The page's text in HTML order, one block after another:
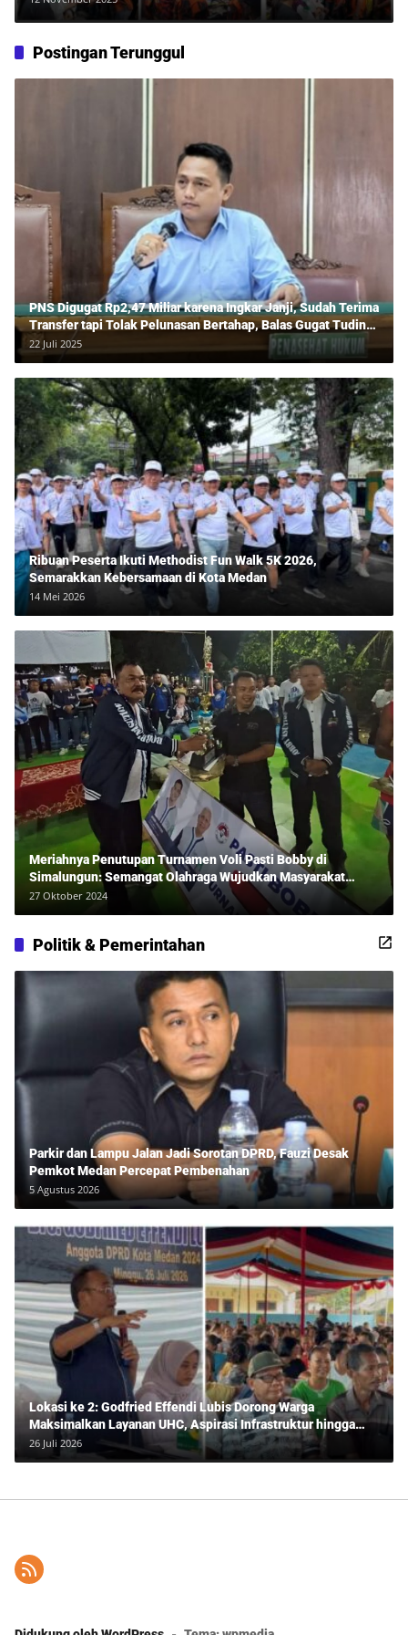
Postingan Terunggul
PNS Digugat Rp2,47 Miliar karena Ingkar Janji, Sudah Terima
Transfer tapi Tolak Pelunasan Bertahap, Balas Gugat Tuding
Lawan Tipu Rp850 Juta
22 Juli 2025
Ribuan Peserta Ikuti Methodist Fun Walk 5K 2026,
Semarakkan Kebersamaan di Kota Medan
14 Mei 2026
Meriahnya Penutupan Turnamen Voli Pasti Bobby di
Simalungun: Semangat Olahraga Wujudkan Masyarakat
Sehat Bersama Erwan Rozadi dan Ribuan Penonton!
27 Oktober 2024
Politik & Pemerintahan
Parkir dan Lampu Jalan Jadi Sorotan DPRD, Fauzi Desak
Pemkot Medan Percepat Pembenahan
5 Agustus 2026
Lokasi ke 2: Godfried Effendi Lubis Dorong Warga
Maksimalkan Layanan UHC, Aspirasi Infrastruktur hingga
Pendidikan Mengemuka dalam Reses Medan Amplas
26 Juli 2026